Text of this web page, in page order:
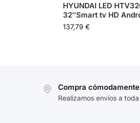
HYUNDAI LED
32″Smart tv HD
137,79 €
Compra cómodamente
Realizamos envíos a